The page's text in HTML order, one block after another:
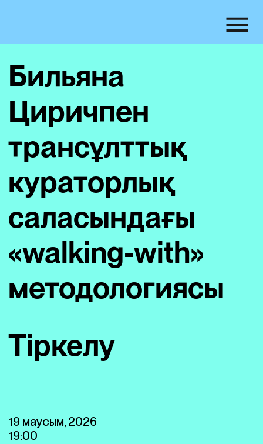
19 маусым, 2026
19:00
Бильяна
Циричпен
трансұлттық
кураторлық
саласындағы
«walking-with»
методологиясы
Тіркелу